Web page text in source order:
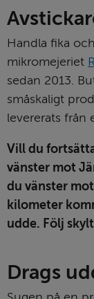
Handla fika
mikromejeriet
sedan 2013.
småskaligt
levererats från
Vill du
vänster mot
du vänster
kilometer
udde. Följ
Drags